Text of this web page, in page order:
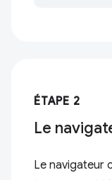
ÉTAPE 2
Le
Le navigateur